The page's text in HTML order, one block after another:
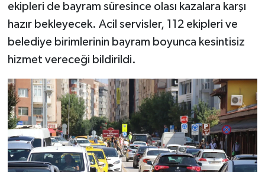
ekipleri de bayram süresince olası kazalara karşı
hazır bekleyecek. Acil servisler, 112 ekipleri ve
belediye birimlerinin bayram boyunca kesintisiz
hizmet vereceği bildirildi.